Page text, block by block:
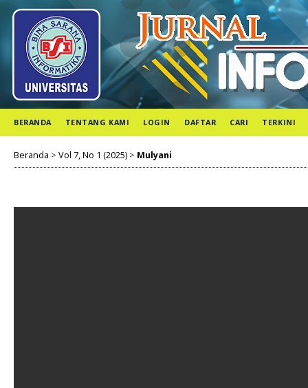
BERANDA TENTANG KAMI LOGIN DAFTAR CARI TERKINI
Beranda > Vol 7, No 1 (2025) > Mulyani